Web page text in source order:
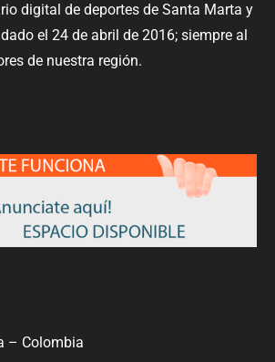
digital de deportes de Santa Marta y
el 24 de abril de 2016; siempre al
de nuestra región.
– Colombia